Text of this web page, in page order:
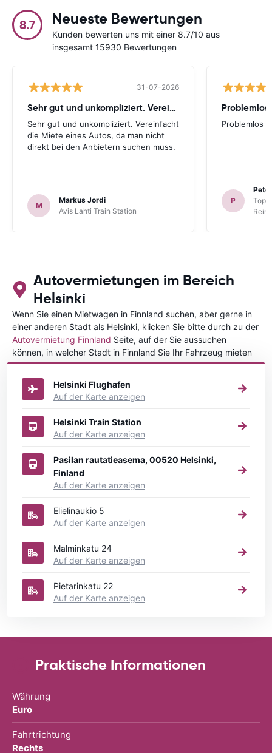
8.7 Neueste Bewertungen
Kunden bewerten uns mit einer 8.7/10 aus
insgesamt 15930 Bewertungen
31-07-2026
Sehr gut und unkompliziert. Vereinfacht
Sehr gut und unkompliziert. Vereinfacht
die Miete eines Autos, da man nicht
direkt bei den Anbietern suchen muss.
M
Markus Jordi
Avis Lahti Train Station
Problemlos
Problemlos
P
Autovermietungen im Bereich
Helsinki
Wenn Sie einen Mietwagen in Finnland suchen, aber gerne in
einer anderen Stadt als Helsinki, klicken Sie bitte durch zu der
Autovermietung Finnland Seite, auf der Sie aussuchen
können, in welcher Stadt in Finnland Sie Ihr Fahrzeug mieten
wollen.
Helsinki Flughafen
Auf der Karte anzeigen
Helsinki Train Station
Auf der Karte anzeigen
Pasilan rautatieasema, 00520 Helsinki,
Finland
Auf der Karte anzeigen
Elielinaukio 5
Auf der Karte anzeigen
Malminkatu 24
Auf der Karte anzeigen
Pietarinkatu 22
Auf der Karte anzeigen
Praktische Informationen
Währung
Euro
Fahrtrichtung
Rechts